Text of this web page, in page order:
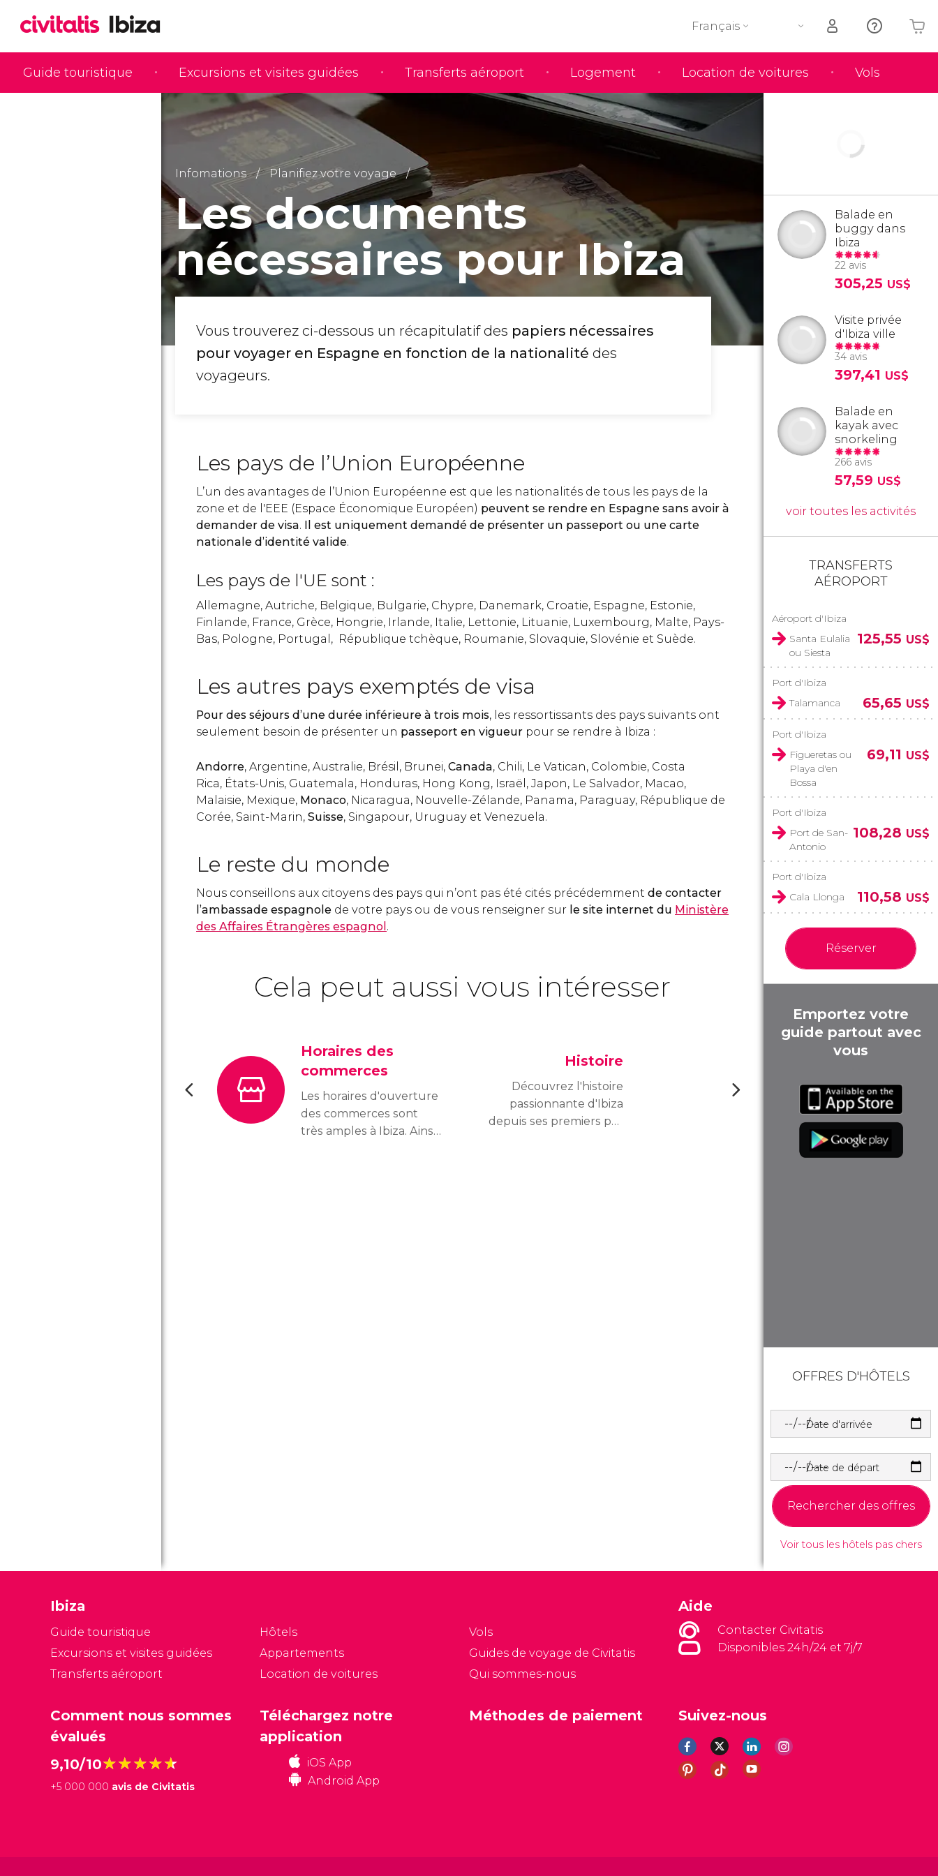
Guide touristique Excursions et visites guidées Transferts aéroport Logement Location de voitures Vols
Français
Votre panier est vide
Infomations Planifiez votre voyage
Les documents
nécessaires pour Ibiza
Vous trouverez ci-dessous un récapitulatif des papiers nécessaires
pour voyager en Espagne en fonction de la nationalité des
voyageurs.
Les pays de l’Union Européenne
L’un des avantages de l’Union Européenne est que les nationalités de tous les pays de la
zone et de l'EEE (Espace Économique Européen) peuvent se rendre en Espagne sans avoir à
demander de visa. Il est uniquement demandé de présenter un passeport ou une carte
nationale d’identité valide.
Les pays de l'UE sont :
Allemagne, Autriche, Belgique, Bulgarie, Chypre, Danemark, Croatie, Espagne, Estonie,
Finlande, France, Grèce, Hongrie, Irlande, Italie, Lettonie, Lituanie, Luxembourg, Malte, Pays-
Bas, Pologne, Portugal, République tchèque, Roumanie, Slovaquie, Slovénie et Suède.
Les autres pays exemptés de visa
Pour des séjours d’une durée inférieure à trois mois, les ressortissants des pays suivants ont
seulement besoin de présenter un passeport en vigueur pour se rendre à Ibiza :
Andorre, Argentine, Australie, Brésil, Brunei, Canada, Chili, Le Vatican, Colombie, Costa
Rica, États-Unis, Guatemala, Honduras, Hong Kong, Israël, Japon, Le Salvador, Macao,
Malaisie, Mexique, Monaco, Nicaragua, Nouvelle-Zélande, Panama, Paraguay, République de
Corée, Saint-Marin, Suisse, Singapour, Uruguay et Venezuela.
Le reste du monde
Nous conseillons aux citoyens des pays qui n’ont pas été cités précédemment de contacter
l’ambassade espagnole de votre pays ou de vous renseigner sur le site internet du Ministère
des Affaires Étrangères espagnol .
Cela peut aussi vous intéresser
Horaires des
commerces
Les horaires d'ouverture
des commerces sont
très amples à Ibiza. Ainsi,
Histoire
Découvrez l'histoire
passionnante d'Ibiza
depuis ses premiers pas
Balade en
buggy dans
Ibiza
22 avis
305,25 US$
Visite privée
d'Ibiza ville
34 avis
397,41 US$
Balade en
kayak avec
snorkeling
266 avis
57,59 US$
voir toutes les activités
TRANSFERTS
AÉROPORT
Aéroport d'Ibiza
Santa Eulalia
ou Siesta
125,55 US$
Port d'Ibiza
Talamanca
65,65 US$
Port d'Ibiza
Figueretas ou
Playa d'en
Bossa
69,11 US$
Port d'Ibiza
Port de San-
Antonio
108,28 US$
Port d'Ibiza
Cala Llonga
110,58 US$
Réserver
Emportez votre
guide partout avec
vous
OFFRES D'HÔTELS
Date d'arrivée
Date de départ
Rechercher des offres
Voir tous les hôtels pas chers
Ibiza
Guide touristique
Excursions et visites guidées
Transferts aéroport
Hôtels
Appartements
Location de voitures
Vols
Guides de voyage de Civitatis
Qui sommes-nous
Aide
Contacter Civitatis
Disponibles 24h/24 et 7j/7
Comment nous sommes
évalués
9,10/10★★★★★
★★★★★
+5 000 000 avis de Civitatis
Suivez-nous
Téléchargez notre
application
iOS App
Android App
Méthodes de paiement